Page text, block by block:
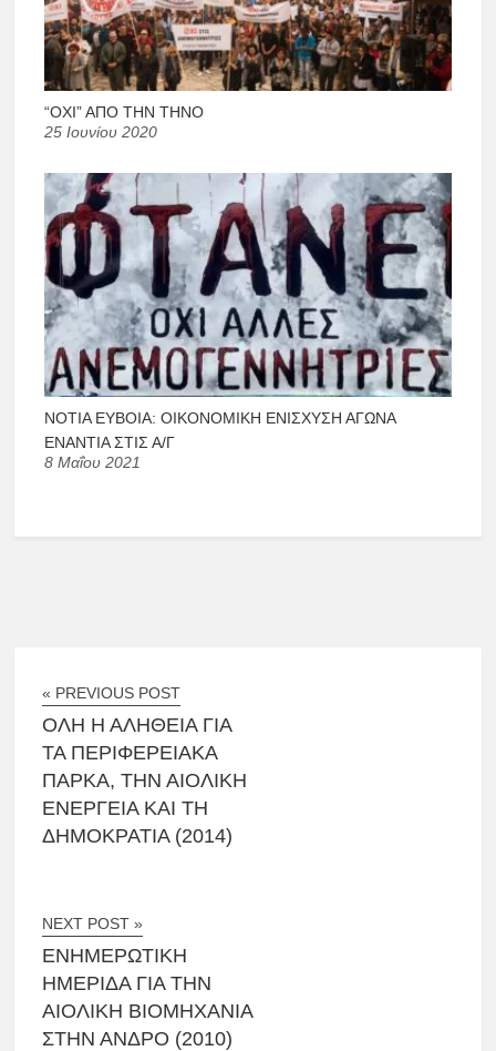
“ΟΧΙ” ΑΠΌ ΤΗΝ ΤΉΝΟ
25 Ιουνίου 2020
ΝΌΤΙΑ ΕΎΒΟΙΑ: ΟΙΚΟΝΟΜΙΚΉ ΕΝΊΣΧΥΣΗ ΑΓΏΝΑ
ΕΝΆΝΤΙΑ ΣΤΙΣ Α/Γ
8 Μαΐου 2021
« PREVIOUS POST
ΌΛΗ Η ΑΛΉΘΕΙΑ ΓΙΑ
ΤΑ ΠΕΡΙΦΕΡΕΙΑΚΆ
ΠΆΡΚΑ, ΤΗΝ ΑΙΟΛΙΚΉ
ΕΝΈΡΓΕΙΑ ΚΑΙ ΤΗ
ΔΗΜΟΚΡΑΤΊΑ (2014)
NEXT POST »
ΕΝΗΜΕΡΩΤΙΚΉ
ΗΜΕΡΊΔΑ ΓΙΑ ΤΗΝ
ΑΙΟΛΙΚΉ ΒΙΟΜΗΧΑΝΊΑ
ΣΤΗΝ ΆΝΔΡΟ (2010)